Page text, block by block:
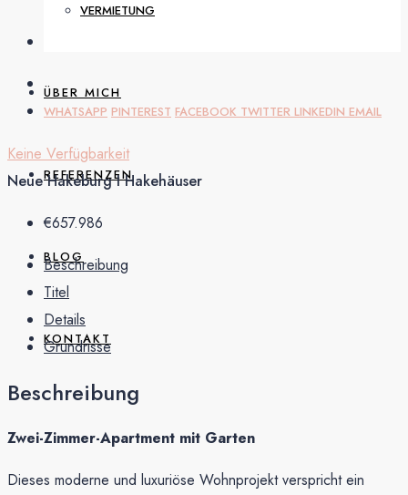
VERMIETUNG
ÜBER MICH
REFERENZEN
BLOG
KONTAKT
WHATSAPP PINTEREST FACEBOOK TWITTER LINKEDIN EMAIL
Keine Verfügbarkeit
Neue Hakeburg I Hakehäuser
€657.986
Beschreibung
Titel
Details
Grundrisse
Beschreibung
Zwei-Zimmer-Apartment mit Garten
Dieses moderne und luxuriöse Wohnprojekt verspricht ein